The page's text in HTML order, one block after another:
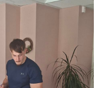
et leur savoir-faire,
chaque jour l'étendue
et de sélections nationales